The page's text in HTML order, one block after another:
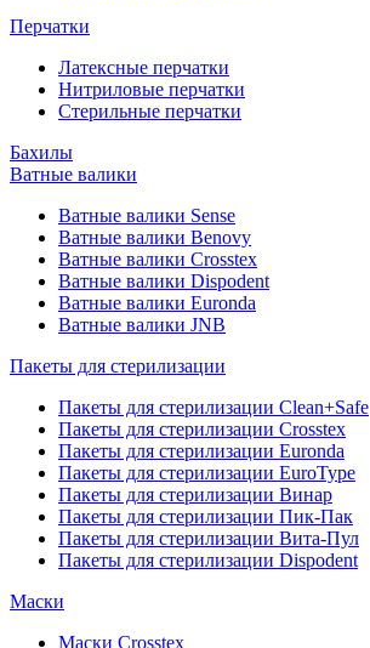
Перчатки
Латексные перчатки
Нитриловые перчатки
Стерильные перчатки
Бахилы
Ватные валики
Ватные валики Sense
Ватные валики Benovy
Ватные валики Crosstex
Ватные валики Dispodent
Ватные валики Euronda
Ватные валики JNB
Пакеты для стерилизации
Пакеты для стерилизации Clean+Safe
Пакеты для стерилизации Crosstex
Пакеты для стерилизации Euronda
Пакеты для стерилизации EuroType
Пакеты для стерилизации Винар
Пакеты для стерилизации Пик-Пак
Пакеты для стерилизации Вита-Пул
Пакеты для стерилизации Dispodent
Маски
Маски Crosstex